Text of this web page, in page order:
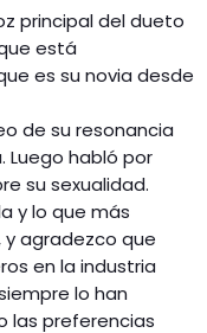
principal del dueto
está
es su novia desde
de su resonancia
Luego habló por
su sexualidad.
y lo que más
agradezco que
en la industria
lo han
las preferencias